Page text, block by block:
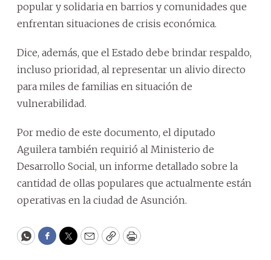
popular y solidaria en barrios y comunidades que
enfrentan situaciones de crisis económica.
Dice, además, que el Estado debe brindar respaldo,
incluso prioridad, al representar un alivio directo
para miles de familias en situación de
vulnerabilidad.
Por medio de este documento, el diputado
Aguilera también requirió al Ministerio de
Desarrollo Social, un informe detallado sobre la
cantidad de ollas populares que actualmente están
operativas en la ciudad de Asunción.
WhatsApp
Facebook
Twitter
EmailCopyPrint